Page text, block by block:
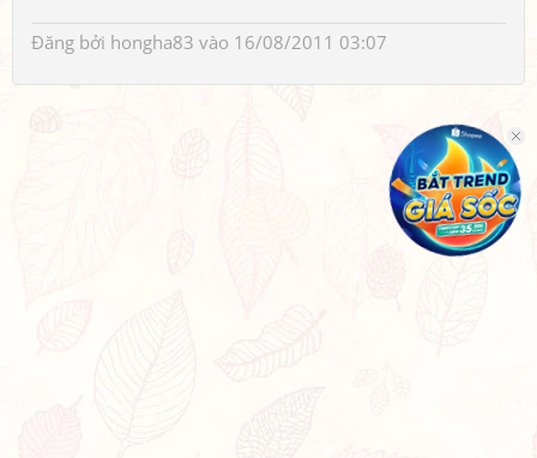
Đăng bởi hongha83 vào 16/08/2011 03:07